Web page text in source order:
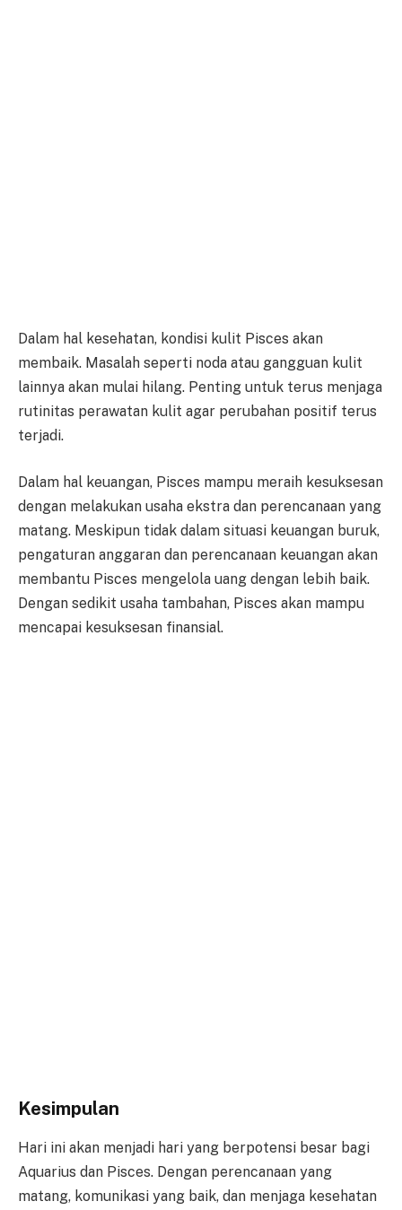
Dalam hal kesehatan, kondisi kulit Pisces akan
membaik. Masalah seperti noda atau gangguan kulit
lainnya akan mulai hilang. Penting untuk terus menjaga
rutinitas perawatan kulit agar perubahan positif terus
terjadi.
Dalam hal keuangan, Pisces mampu meraih kesuksesan
dengan melakukan usaha ekstra dan perencanaan yang
matang. Meskipun tidak dalam situasi keuangan buruk,
pengaturan anggaran dan perencanaan keuangan akan
membantu Pisces mengelola uang dengan lebih baik.
Dengan sedikit usaha tambahan, Pisces akan mampu
mencapai kesuksesan finansial.
Kesimpulan
Hari ini akan menjadi hari yang berpotensi besar bagi
Aquarius dan Pisces. Dengan perencanaan yang
matang, komunikasi yang baik, dan menjaga kesehatan